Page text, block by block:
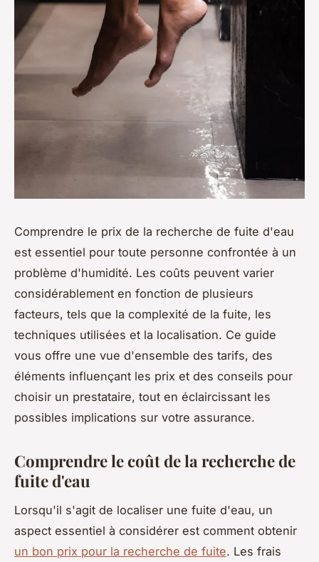
Comprendre le prix de la recherche de fuite d'eau
est essentiel pour toute personne confrontée à un
problème d'humidité. Les coûts peuvent varier
considérablement en fonction de plusieurs
facteurs, tels que la complexité de la fuite, les
techniques utilisées et la localisation. Ce guide
vous offre une vue d'ensemble des tarifs, des
éléments influençant les prix et des conseils pour
choisir un prestataire, tout en éclaircissant les
possibles implications sur votre assurance.
Comprendre le coût de la recherche de
fuite d'eau
Lorsqu'il s'agit de localiser une fuite d'eau, un
aspect essentiel à considérer est comment obtenir
un bon prix pour la recherche de fuite. Les frais